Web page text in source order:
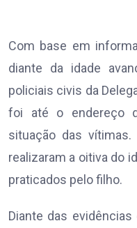
Com base em
diante da idade
policiais civis da
foi até o endereço
situação das
realizaram a oitiva do
praticados pelo filho.
Diante das